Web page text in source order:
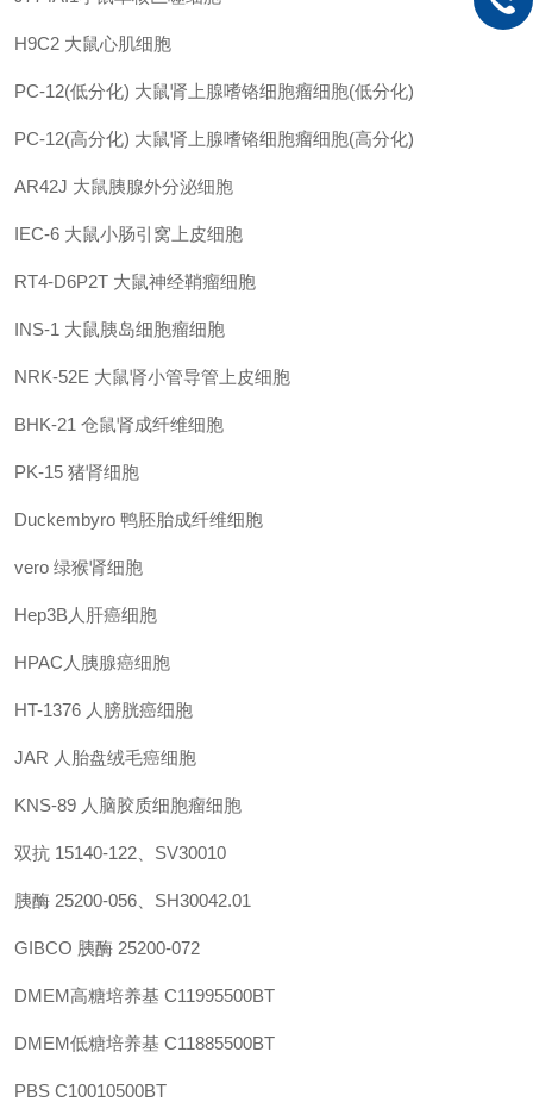
H9C2 大鼠心肌细胞
PC-12(低分化) 大鼠肾上腺嗜铬细胞瘤细胞(低分化)
PC-12(高分化) 大鼠肾上腺嗜铬细胞瘤细胞(高分化)
AR42J 大鼠胰腺外分泌细胞
IEC-6 大鼠小肠引窝上皮细胞
RT4-D6P2T 大鼠神经鞘瘤细胞
INS-1 大鼠胰岛细胞瘤细胞
NRK-52E 大鼠肾小管导管上皮细胞
BHK-21 仓鼠肾成纤维细胞
PK-15 猪肾细胞
Duckembyro 鸭胚胎成纤维细胞
vero 绿猴肾细胞
Hep3B人肝癌细胞
HPAC人胰腺癌细胞
HT-1376 人膀胱癌细胞
JAR 人胎盘绒毛癌细胞
KNS-89 人脑胶质细胞瘤细胞
双抗 15140-122、SV30010
胰酶 25200-056、SH30042.01
GIBCO 胰酶 25200-072
DMEM高糖培养基 C11995500BT
DMEM低糖培养基 C11885500BT
PBS C10010500BT